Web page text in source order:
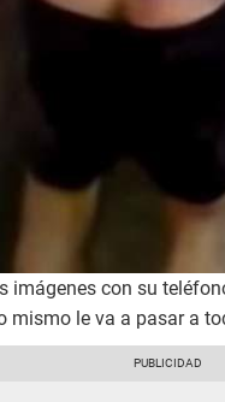
imágenes con su
mismo le va a pasar a